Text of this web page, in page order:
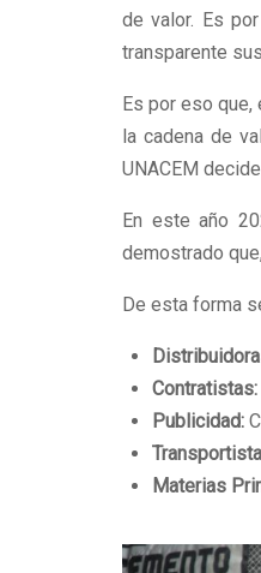
de valor. Es
transparente
Es por eso que,
la cadena de
UNACEM
En este año
demostrado
De esta forma
Contratistas:
Publicidad:
Materias